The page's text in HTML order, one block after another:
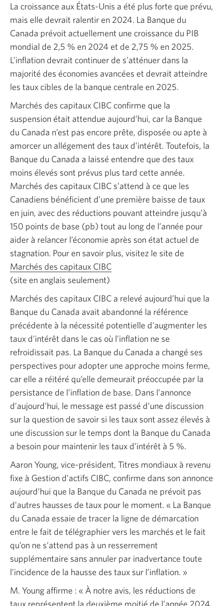
La croissance aux États-Unis a été plus forte que prévu,
mais elle devrait ralentir en 2024. La Banque du
Canada prévoit actuellement une croissance du PIB
mondial de 2,5 % en 2024 et de 2,75 % en 2025.
L’inflation devrait continuer de s’atténuer dans la
majorité des économies avancées et devrait atteindre
les taux cibles de la banque centrale en 2025.
Marchés des capitaux CIBC confirme que la
suspension était attendue aujourd’hui, car la Banque
du Canada n’est pas encore prête, disposée ou apte à
amorcer un allégement des taux d’intérêt. Toutefois, la
Banque du Canada a laissé entendre que des taux
moins élevés sont prévus plus tard cette année.
Marchés des capitaux CIBC s’attend à ce que les
Canadiens bénéficient d’une première baisse de taux
en juin, avec des réductions pouvant atteindre jusqu’à
150 points de base (pb) tout au long de l’année pour
aider à relancer l’économie après son état actuel de
stagnation. Pour en savoir plus, visitez le site de
Marchés des capitaux CIBC
anglais
seulement.
Une
nouvelle
fenêtre
(site en anglais seulement)
Marchés des capitaux CIBC a relevé aujourd’hui que la
Banque du Canada avait abandonné la référence
précédente à la nécessité potentielle d'augmenter les
taux d'intérêt dans le cas où l’inflation ne se
refroidissait pas. La Banque du Canada a changé ses
perspectives pour adopter une approche moins ferme,
car elle a réitéré qu’elle demeurait préoccupée par la
persistance de l’inflation de base. Dans l’annonce
d’aujourd’hui, le message est passé d’une discussion
sur la question de savoir si les taux sont assez élevés à
une discussion sur le temps dont la Banque du Canada
a besoin pour maintenir les taux d’intérêt à 5 %.
Aaron Young, vice-président, Titres mondiaux à revenu
fixe à Gestion d’actifs CIBC, confirme dans son annonce
aujourd’hui que la Banque du Canada ne prévoit pas
d’autres hausses de taux pour le moment. « La Banque
du Canada essaie de tracer la ligne de démarcation
entre le fait de télégraphier vers les marchés et le fait
qu’on ne s’attend pas à un resserrement
supplémentaire sans annuler par inadvertance toute
l’incidence de la hausse des taux sur l’inflation. »
M. Young affirme : « À notre avis, les réductions de
taux représentent la deuxième moitié de l’année 2024,